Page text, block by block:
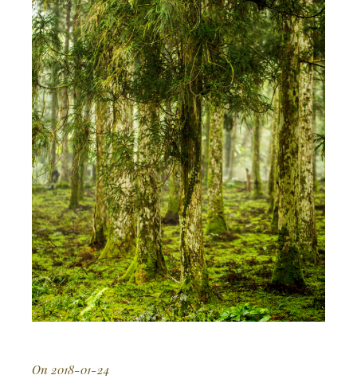
On 2018-01-24